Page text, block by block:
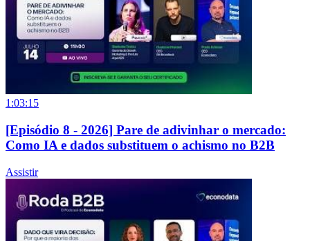
1:03:15
[Episódio 8 - 2026] Pare de adivinhar o mercado:
Como IA e dados substituem o achismo no B2B
Assistir